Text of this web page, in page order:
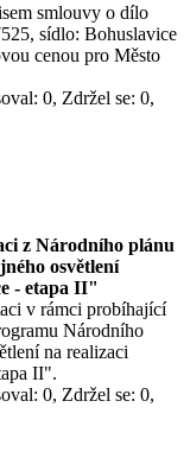
smlouvy o dílo
sídlo: Bohuslavice
cenou pro Město
0, Zdržel se: 0,
z Národního plánu
osvětlení
- etapa II"
v rámci probíhající
Národního
na realizaci
II".
0, Zdržel se: 0,